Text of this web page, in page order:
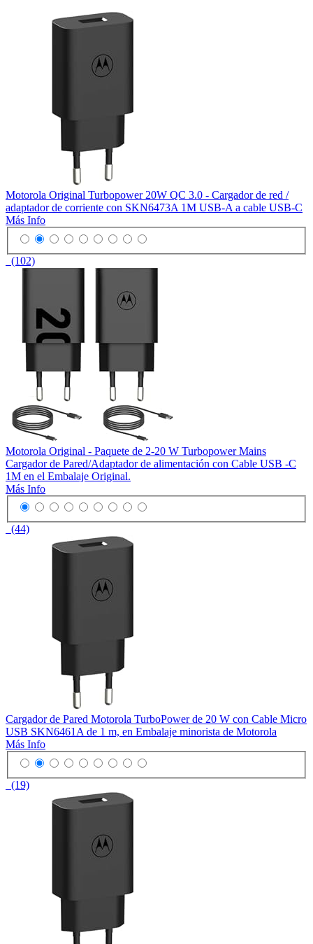
Motorola Original Turbopower 20W QC 3.0 - Cargador de red /
adaptador de corriente con SKN6473A 1M USB-A a cable USB-C
Más Info
(102)
Motorola Original - Paquete de 2-20 W Turbopower Mains
Cargador de Pared/Adaptador de alimentación con Cable USB -C
1M en el Embalaje Original.
Más Info
(44)
Cargador de Pared Motorola TurboPower de 20 W con Cable Micro
USB SKN6461A de 1 m, en Embalaje minorista de Motorola
Más Info
(19)